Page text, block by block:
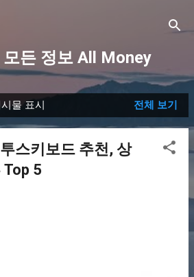
든 정보 All Money
물 표시 전체 보기
스키보드 추천, 상
Top 5